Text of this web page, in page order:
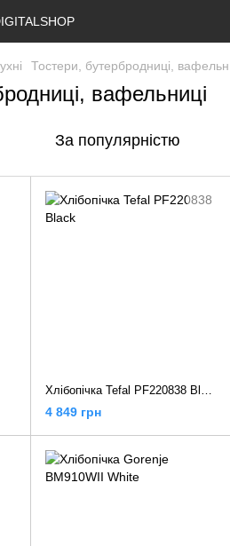
Тостери, бутербродниці,
вафельниці
За популярністю
Хлібопічка Tefal PF220838 Black
4 849 грн